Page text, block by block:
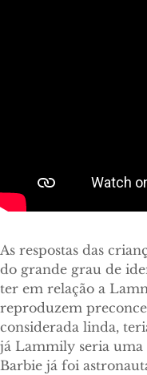
As respostas das
do grande grau de
ter em relação a
reproduzem
considerada linda,
já Lammily seria uma
Barbie já foi